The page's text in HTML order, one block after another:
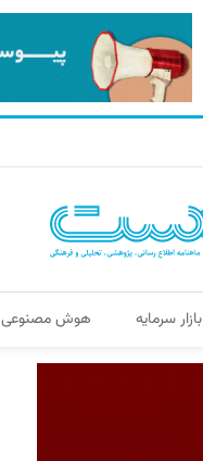
بازار سرمایه هوش مصنوعی